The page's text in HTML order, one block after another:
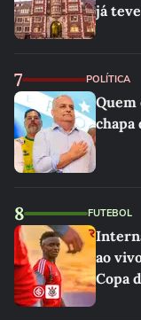
já
7 POLÍTICA
Quem
chapa
8 FUTEBOL
ao
Copa